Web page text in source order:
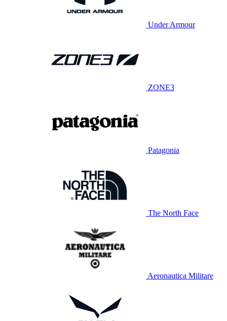
Under Armour
ZONE3
Patagonia
The North Face
Aeronautica Militare